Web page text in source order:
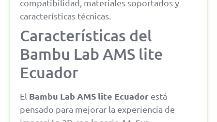
compatibilidad, materiales soportados y
características técnicas.
Características del
Bambu Lab AMS lite
Ecuador
El Bambu Lab AMS lite Ecuador está
pensado para mejorar la experiencia de